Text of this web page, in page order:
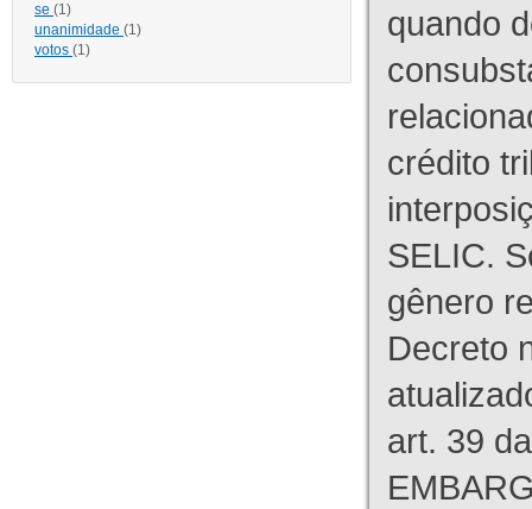
se (1)
unanimidade (1)
votos (1)
quando
crédito
SELIC.
gênero
Decreto
art. 39